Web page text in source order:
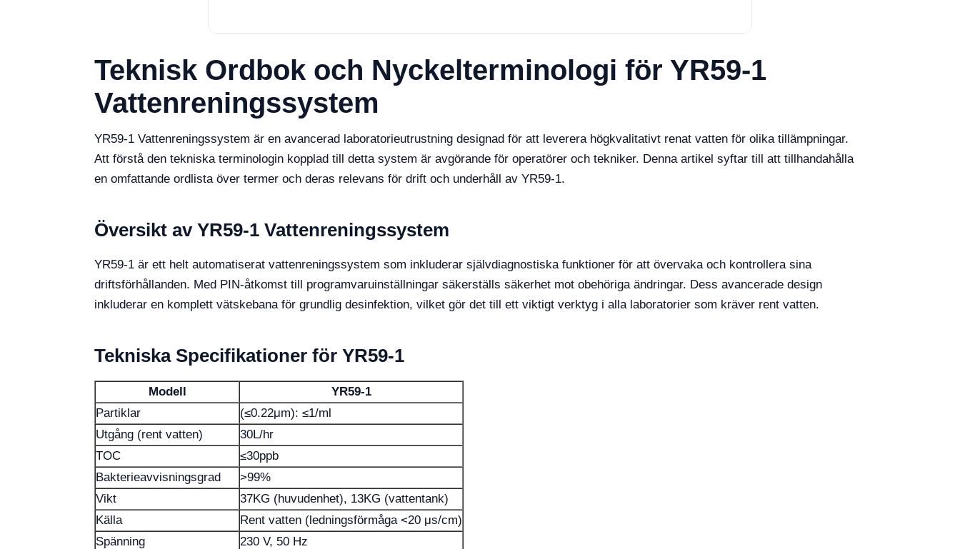
Teknisk Ordbok och Nyckelterminologi för YR59-1
Vattenreningssystem
YR59-1 Vattenreningssystem är en avancerad laboratorieutrustning designad för att leverera högkvalitativt renat vatten för olika tillämpningar.
Att förstå den tekniska terminologin kopplad till detta system är avgörande för operatörer och tekniker. Denna artikel syftar till att tillhandahålla
en omfattande ordlista över termer och deras relevans för drift och underhåll av YR59-1.
Översikt av YR59-1 Vattenreningssystem
YR59-1 är ett helt automatiserat vattenreningssystem som inkluderar självdiagnostiska funktioner för att övervaka och kontrollera sina
driftsförhållanden. Med PIN-åtkomst till programvaruinställningar säkerställs säkerhet mot obehöriga ändringar. Dess avancerade design
inkluderar en komplett vätskebana för grundlig desinfektion, vilket gör det till ett viktigt verktyg i alla laboratorier som kräver rent vatten.
Tekniska Specifikationer för YR59-1
Modell
YR59-1
Partiklar
(≤0.22μm): ≤1/ml
Utgång (rent vatten)
30L/hr
TOC
≤30ppb
Bakterieavvisningsgrad
>99%
Vikt
37KG (huvudenhet), 13KG (vattentank)
Källa
Rent vatten (ledningsförmåga <20 μs/cm)
Spänning
230 V, 50 Hz